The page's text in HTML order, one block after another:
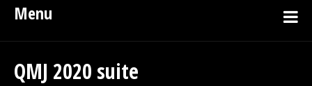
Menu
QMJ 2020 suite